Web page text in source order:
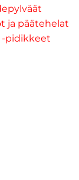
ja päätehelat
-pidikkeet